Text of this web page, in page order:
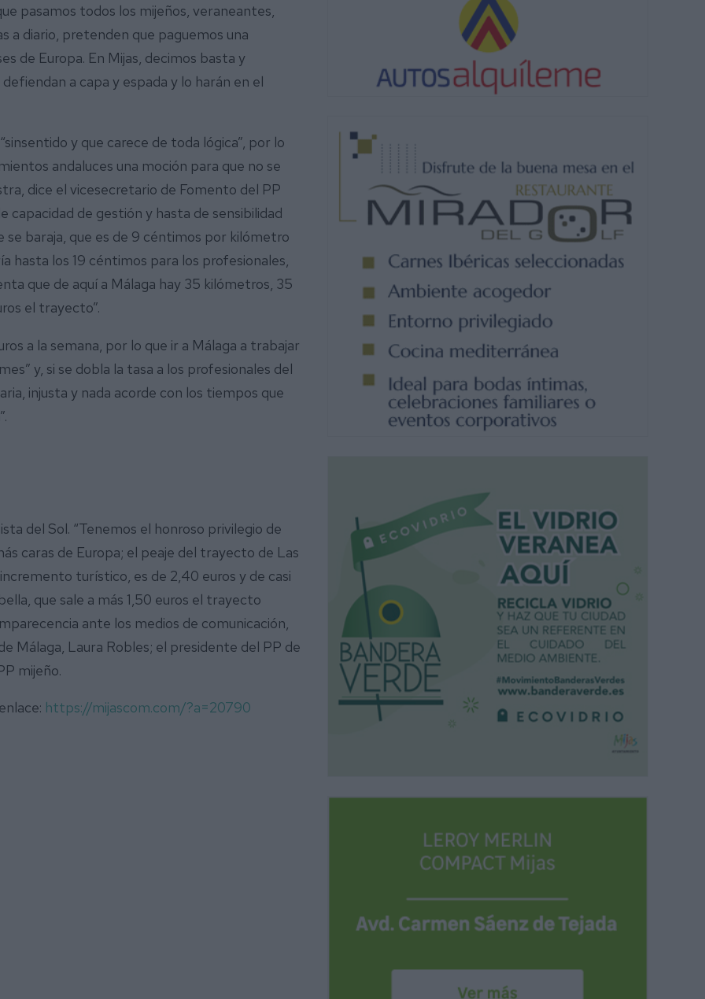
pasamos todos los mijeños, veraneantes,
a diario, pretenden que paguemos una
de Europa. En Mijas, decimos basta y
a capa y espada y lo harán en el
y que carece de toda lógica”, por lo
andaluces una moción para que no se
dice el vicesecretario de Fomento del PP
capacidad de gestión y hasta de sensibilidad
se baraja, que es de 9 céntimos por kilómetro
hasta los 19 céntimos para los profesionales,
que de aquí a Málaga hay 35 kilómetros, 35
el trayecto”.
a la semana, por lo que ir a Málaga a trabajar
y, si se dobla la tasa a los profesionales del
injusta y nada acorde con los tiempos que
del Sol. “Tenemos el honroso privilegio de
caras de Europa; el peaje del trayecto de Las
turístico, es de 2,40 euros y de casi
que sale a más 1,50 euros el trayecto
ante los medios de comunicación,
Málaga, Laura Robles; el presidente del PP de
mijeño.
https://mijascom.com/?a=20790